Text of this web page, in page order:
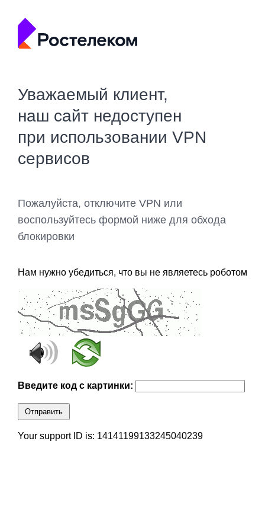
Уважаемый клиент,
наш сайт недоступен
при использовании VPN
сервисов
Пожалуйста, отключите VPN или
воспользуйтесь формой ниже для обхода
блокировки
Нам нужно убедиться, что вы не являетесь роботом
Введите код с картинки:
Отправить
Your support ID is: 14141199133245040239